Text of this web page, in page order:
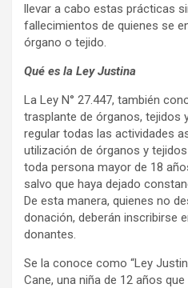
llevar a cabo estas prácticas
fallecimientos de quienes se
órgano o tejido.
Qué es la Ley Justina
La Ley N° 27.447, también
trasplante de órganos, tejidos
regular todas las actividades
utilización de órganos y
toda persona mayor de 18
salvo que haya dejado
De esta manera, quienes no
donación, deberán inscribirse
donantes.
Se la conoce como “Ley
Cane, una niña de 12 años